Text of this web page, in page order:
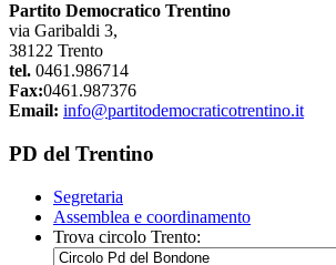
Partito Democratico Trentino
via Garibaldi 3,
38122 Trento
tel. 0461.986714
Fax:0461.987376
Email: info@partitodemocraticotrentino.it
PD del Trentino
Segretaria
Assemblea e coordinamento
Trova circolo Trento: